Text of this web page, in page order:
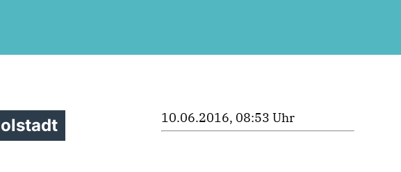
10.06.2016, 08:53 Uhr